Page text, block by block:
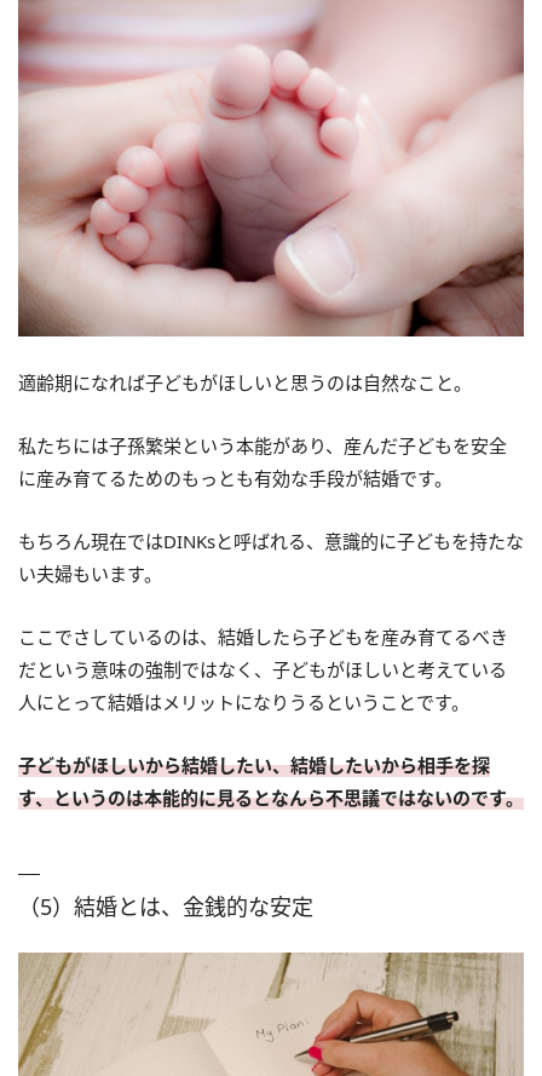
適齢期になれば子どもがほしいと思うのは自然なこと。
私たちには子孫繁栄という本能があり、産んだ子どもを安全
に産み育てるためのもっとも有効な手段が結婚です。
もちろん現在ではDINKsと呼ばれる、意識的に子どもを持たな
い夫婦もいます。
ここでさしているのは、結婚したら子どもを産み育てるべき
だという意味の強制ではなく、子どもがほしいと考えている
人にとって結婚はメリットになりうるということです。
子どもがほしいから結婚したい、結婚したいから相手を探
す、というのは本能的に見るとなんら不思議ではないのです。
（5）結婚とは、金銭的な安定